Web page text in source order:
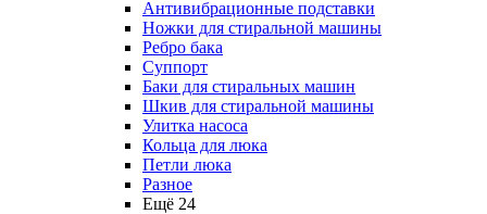
Антивибрационные подставки
Ножки для стиральной машины
Ребро бака
Суппорт
Баки для стиральных машин
Шкив для стиральной машины
Улитка насоса
Кольца для люка
Петли люка
Разное
Ещё 24